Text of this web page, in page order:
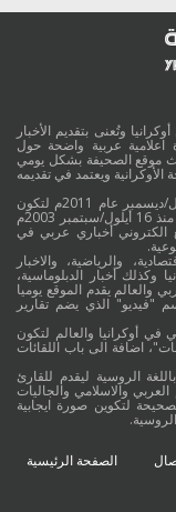
وتُعنى بتقديم الأخبار
اعلامية عربية واضحة حول
موقع الصحيفة بشكل يومي
ويعتمد في تقديمه
وقد جائت انطلاقة "أوكرانيا بالعربية" في 16 كانون الأول/ديسمبر عام 2011م لتكون
امتدادا للموقع العربي الاوكراني والذي بدأ عمله الاعلامي منذ 16 أيلول/سبتمبر 2003م
الكتروني أخباري عربي في
والرياضية، والاخبار
وكذلك أخبار الدبلوماسية،
والعالم يقدم الموقع يوميا
"فيديو" الذي يضم تقارير
في أوكرانيا والعالم لتكون
اضافة الى باب اللقائات
الروسية ليقدم للقارئ
والاسلامي والجاليات
لتكوين صورة ايجابية
الصفحة الرئيسية